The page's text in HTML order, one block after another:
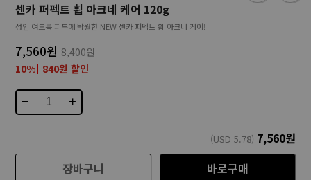
센카 퍼펙트 휩 아크네 케어 120g
성인 여드름 피부에 탁월한 NEW 센카 퍼펙트 휩 아크네 케어!
7,560원 8,400원
10% 840원 할인
− +
(USD5.78) 7,560원
장바구니
바로구매